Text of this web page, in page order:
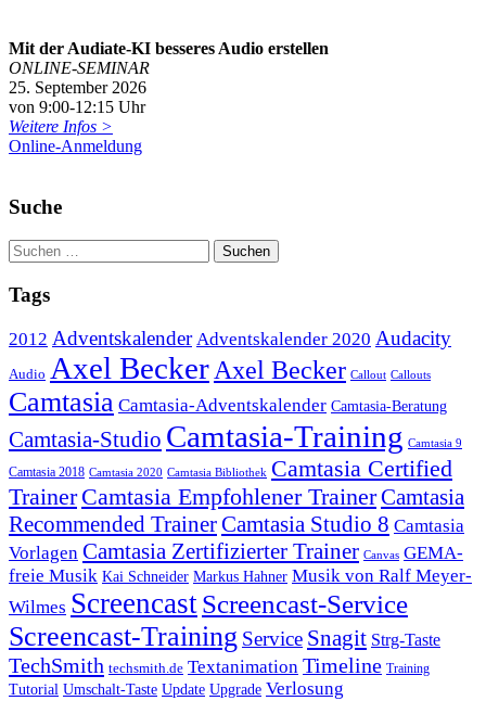
Mit der Audiate-KI besseres Audio erstellen
ONLINE-SEMINAR
25. September 2026
von 9:00-12:15 Uhr
Weitere Infos >
Online-Anmeldung
Suche
Tags
2012 Adventskalender Adventskalender 2020 Audacity
Audio Axel BeckerAxel Becker Callout Callouts
Camtasia Camtasia-Adventskalender Camtasia-Beratung
Camtasia-Studio Camtasia-Training Camtasia 9
Camtasia 2018 Camtasia 2020 Camtasia Bibliothek Camtasia Certified
Trainer Camtasia Empfohlener TrainerCamtasia
Recommended TrainerCamtasia Studio 8 Camtasia
Vorlagen Camtasia Zertifizierter Trainer Canvas GEMA-
freie Musik Kai Schneider Markus Hahner Musik von Ralf Meyer-
Wilmes ScreencastScreencast-Service
Screencast-Training Service Snagit Strg-Taste
TechSmith techsmith.de Textanimation Timeline Training
Tutorial Umschalt-Taste Update Upgrade Verlosung